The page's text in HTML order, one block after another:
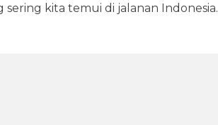
kita temui di jalanan Indonesia.